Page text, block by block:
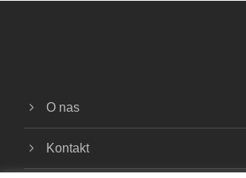
O nas
Kontakt